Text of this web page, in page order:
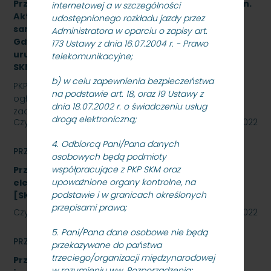
internetowej a w szczególności
udostępnionego rozkładu jazdy przez
Administratora w oparciu o zapisy art.
173 Ustawy z dnia 16.07.2004 r. - Prawo
telekomunikacyjne;
b) w celu zapewnienia bezpieczeństwa
na podstawie art. 18, oraz 19 Ustawy z
dnia 18.07.2002 r. o świadczeniu usług
drogą elektroniczną;
4. Odbiorcą Pani/Pana danych
osobowych będą podmioty
współpracujące z PKP SKM oraz
upoważnione organy kontrolne, na
podstawie i w granicach określonych
przepisami prawa;
5. Pani/Pana dane osobowe nie będą
przekazywane do państwa
trzeciego/organizacji międzynarodowej
Przetarg nieograniczony na wykonanie zadania pn.
Aktualizacja dokumentacji projektowej i budowa
samoczynnej blokady liniowej na odcinku Sopot –
Gdynia Orłowo wraz z wdrożeniem, rozruchem i
uruchomieniem urządzeń i systemów -
SKMMU.086.38.22.
PKP SZYBKA KOLEJ MIEJSKA W TRÓJMIEŚCIE Sp. z o.o.
ogłasza przetarg nieograniczony na wykonanie
zadania pn. Aktualizacja dokumentacji projektowej i…
Czytaj dalej
08 listopada 2022
PRZETARGI
Przetarg nieograniczony na zakup energii
elektrycznej nietrakcyjnej na rok 2023
[SKMMU.086.59.22]
Czytaj dalej
27 października 2022
PRZETARGI
Przetarg nieograniczony, którego przedmiotem